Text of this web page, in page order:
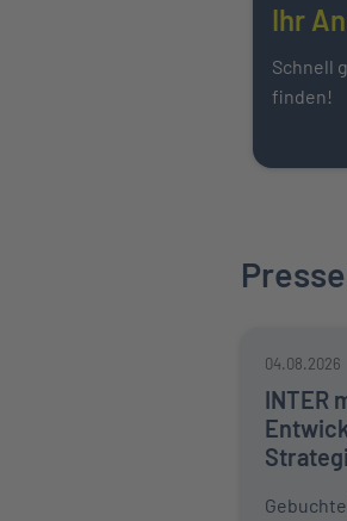
Ihr
Schnell
finden!
04.08.2026
INTER